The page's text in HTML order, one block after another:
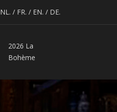
NL. / FR. / EN. / DE.
2026 La
Bohème